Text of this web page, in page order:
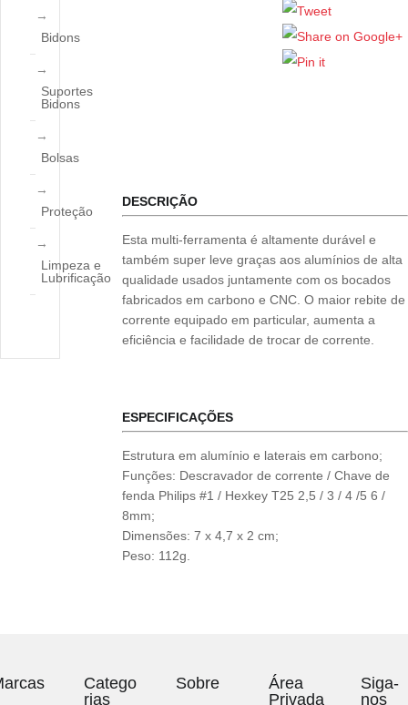
DESCRIÇÃO
Esta multi-ferramenta é altamente durável e
também super leve graças aos alumínios de alta
qualidade usados juntamente com os bocados
fabricados em carbono e CNC. O maior rebite de
corrente equipado em particular, aumenta a
eficiência e facilidade de trocar de corrente.
ESPECIFICAÇÕES
Estrutura em alumínio e laterais em carbono;
Funções: Descravador de corrente / Chave de
fenda Philips #1 / Hexkey T25 2,5 / 3 / 4 /5 6 /
8mm;
Dimensões: 7 x 4,7 x 2 cm;
Peso: 112g.
Bidons
Suportes
Bidons
Bolsas
Proteção
Limpeza e
Lubrificação
Catego
rias
Sobre
Área
Privada
Siga-
nos